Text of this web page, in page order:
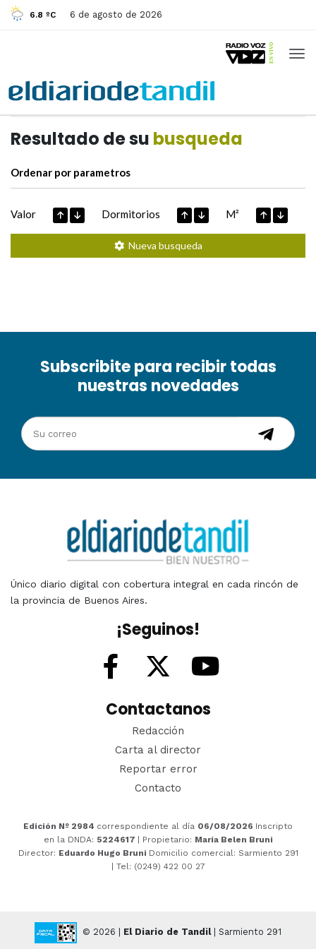
6.8 ºC 6 de agosto de 2026
Resultado de su busqueda
Ordenar por parametros
Valor Dormitorios M²
Nueva busqueda
Subscribite para recibir todas
nuestras novedades
Único diario digital con cobertura integral en cada rincón de
la provincia de Buenos Aires.
¡Seguinos!
Contactanos
Redacción
Carta al director
Reportar error
Contacto
Edición Nº 2984 correspondiente al día 06/08/2026 Inscripto
en la DNDA: 5224617 | Propietario: María Belen Bruni
Director: Eduardo Hugo Bruni Domicilio comercial: Sarmiento 291
| Tel: (0249) 422 00 27
© 2026 | El Diario de Tandil| Sarmiento 291